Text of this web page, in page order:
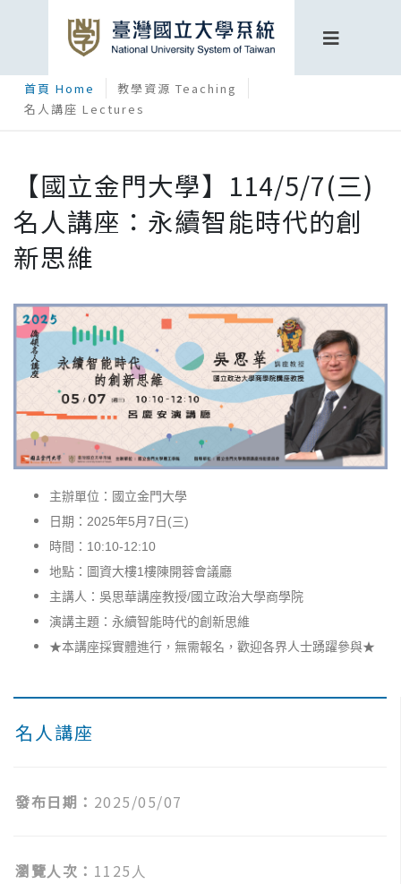
首頁 Home
教學資源 Teaching
名人講座 Lectures
名人講座
發布日期： 2025/05/07
瀏覽人次： 1125人
【國立金門大學】114/5/7(三)
名人講座：永續智能時代的創
新思維
主辦單位：國立金門大學
日期： 2025年5月7日(三)
時間： 10:10-12:10
地點：圖資大樓1樓陳開蓉會議廳
主講人：吳思華講座教授/國立政治大學商學院
演講主題：永續智能時代的創新思維
★本講座採實體進行，無需報名，歡迎各界人士踴躍參與★